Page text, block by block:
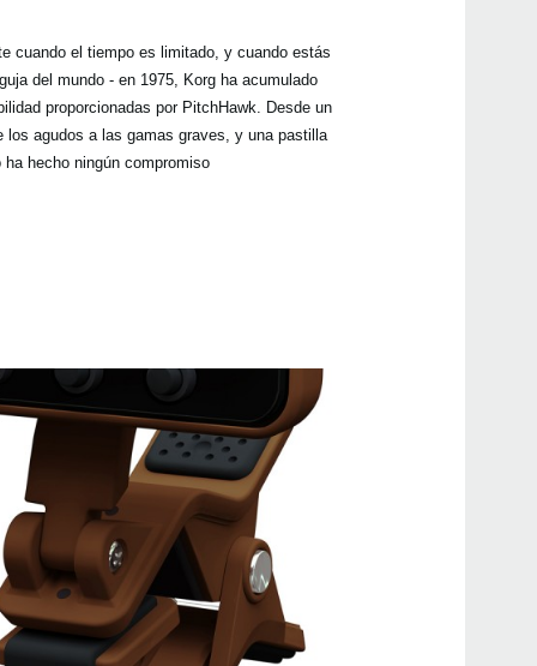
cuando el tiempo es limitado, y cuando estás
del mundo - en 1975, Korg ha acumulado
proporcionadas por PitchHawk. Desde un
los agudos a las gamas graves, y una pastilla
hecho ningún compromiso